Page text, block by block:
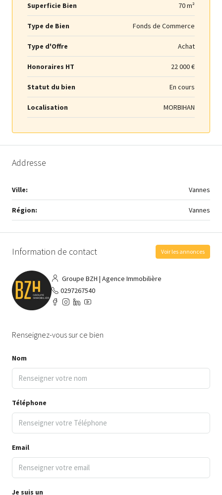
Superficie Bien 70 m²
Type de Bien Fonds de Commerce
Type d'Offre Achat
Honoraires HT 22 000 €
Statut du bien En cours
Localisation MORBIHAN
Addresse
Ville: Vannes
Région: Vannes
Information de contact Voir les annonces
Groupe BZH | Agence Immobilière
0297267540
Renseignez-vous sur ce bien
Nom
Téléphone
Email
Je suis un